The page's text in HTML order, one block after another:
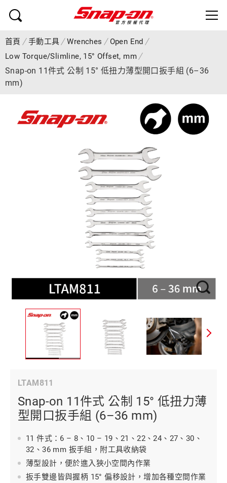
首頁 手動工具 Wrenches
Open End
Low Torque/Slimline, 15° Offset, mm
Snap-on 11件式 公制 15° 低扭力薄型開口扳手組 (6–36
mm)
LTAM811
Snap-on 11件式 公制 15° 低扭力薄
型開口扳手組 (6–36 mm)
11 件式：6 – 8、10 – 19、21、22、24、27、30、
32、36 mm 扳手組，附工具收納袋
薄型設計，便於進入狹小空間內作業
扳手雙邊皆與握柄 15° 偏移設計，增加各種空間作業